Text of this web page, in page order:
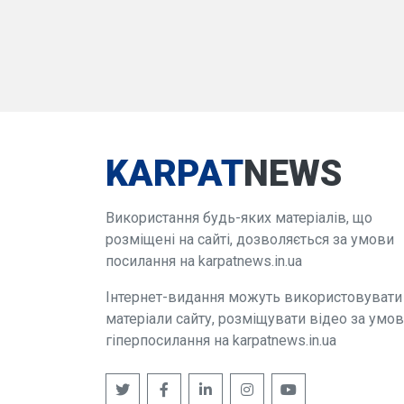
KARPATNEWS
Використання будь-яких матеріалів, що
розміщені на сайті, дозволяється за умови
посилання на karpatnews.in.ua
Інтернет-видання можуть використовувати
матеріали сайту, розміщувати відео за
гіперпосилання на karpatnews.in.ua